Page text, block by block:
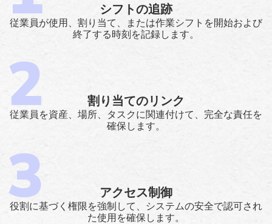
シフトの追跡
従業員が使用、割り当て、または作業シフトを開始および
終了する時刻を記録します。
割り当てのリンク
従業員を資産、場所、タスクに関連付けて、完全な責任を
確保します。
アクセス制御
役割に基づく権限を強制して、システムの安全で認可され
た使用を確保します。